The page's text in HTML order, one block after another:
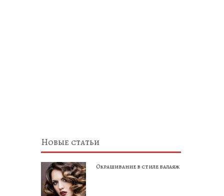
Новые статьи
Окрашивание в стиле балаяж